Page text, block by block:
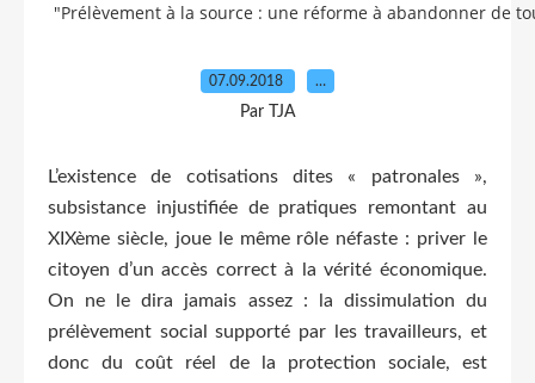
"Prélèvement à la source : une réforme à abandonner de
07.09.2018 …
Par TJA
L’existence de cotisations dites « patronales »,
subsistance injustifiée de pratiques remontant au
XIXème siècle, joue le même rôle néfaste : priver le
citoyen d’un accès correct à la vérité économique.
On ne le dira jamais assez : la dissimulation du
prélèvement social supporté par les travailleurs, et
donc du coût réel de la protection sociale, est